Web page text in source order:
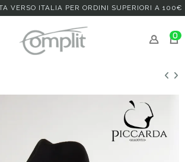
VERSO ITALIA PER ORDINI SUPERIORI A 100€
0